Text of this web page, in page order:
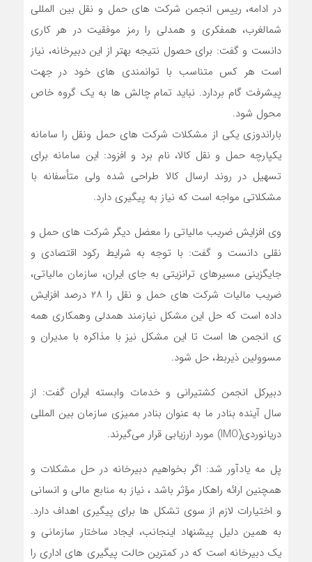
در ادامه، رییس انجمن شرکت های حمل و نقل بین المللی
شمالغرب، همفکری و همدلی را رمز موفقیت در هر کاری
دانست و گفت: برای حصول نتیجه بهتر از این دبیرخانه، نیاز
است هر کس متناسب با توانمندی های خود در جهت
پیشرفت گام بردارد. نباید تمام چالش ها به یک گروه خاص
محول شود.
باراندوزی یکی از مشکلات شرکت های حمل ونقل را سامانه
یکپارچه حمل و نقل کالا، نام برد و افزود: این سامانه برای
تسهیل در روند ارسال کالا طراحی شده ولی متأسفانه با
مشکلاتی مواجه است که نیاز به پیگیری دارد.
وی افزایش ضریب مالیاتی را معضل دیگر شرکت های حمل و
نقلی دانست و گفت: با توجه به شرایط رکود اقتصادی و
جایگزینی مسیرهای ترانزیتی به جای ایران، سازمان مالیاتی،
ضریب مالیات شرکت های حمل و نقل را ۲۸ درصد افزایش
داده است که حل این مشکل نیازمند همدلی وهمکاری همه
ی انجمن ها است تا این مشکل نیز با مذاکره با مدیران و
مسوولین ذیربط، حل شود.
دبیرکل انجمن کشتیرانی و خدمات وابسته ایران گفت: از
سال آینده بنادر ما به عنوان بنادر ممیزی سازمان بین المللی
دریانوردی(IMO) مورد ارزیابی قرار می‌گیرند.
پل مه یادآور شد: اگر بخواهیم دبیرخانه در حل مشکلات و
همچنین ارائه راهکار مؤثر باشد ، نیاز به منابع مالی و انسانی
و اختیارات لازم از سوی تشکل‌ ها برای پیگیری اهداف دارد.
به همین دلیل پیشنهاد اینجانب، ایجاد ساختار سازمانی و
یک دبیرخانه است که در کمترین حالت پیگیری ‌های اداری را